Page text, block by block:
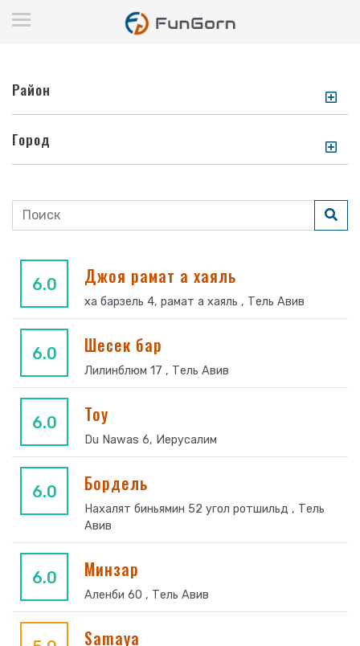
Район
Город
6.0 Джоя рамат а хаяль
ха барзель 4, рамат а хаяль , Тель Авив
6.0 Шесек бар
Лилинблюм 17 , Тель Авив
6.0 Toy
Du Nawas 6, Иерусалим
6.0 Бордель
Нахалят биньямин 52 угол ротшильд , Тель
Авив
6.0 Минзар
Аленби 60 , Тель Авив
Samaya